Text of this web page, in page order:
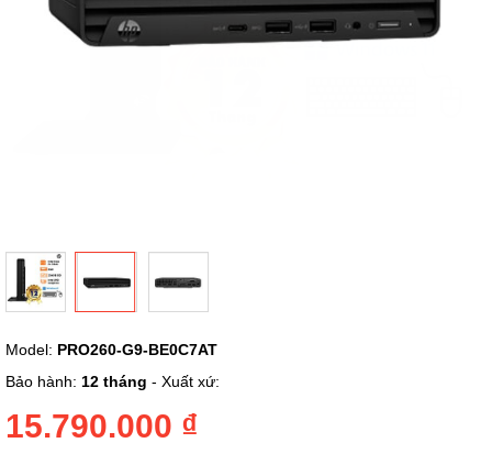
đến
phần
của
thư
Model: PRO260-G9-BE0C7AT
Bảo hành: 12 tháng - Xuất xứ:
15.790.000 ₫